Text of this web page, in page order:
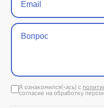
Я ознакомился(-ась) с
согласие на обработку